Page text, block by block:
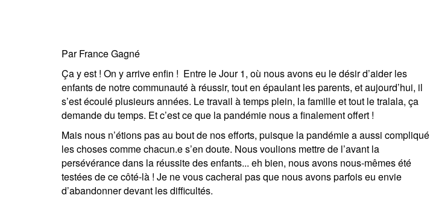
Par France Gagné
Ça y est ! On y arrive enfin ! Entre le Jour 1, où nous avons eu le désir d’aider les
enfants de notre communauté à réussir, tout en épaulant les parents, et aujourd’hui, il
s’est écoulé plusieurs années. Le travail à temps plein, la famille et tout le tralala, ça
demande du temps. Et c’est ce que la pandémie nous a finalement offert !
Mais nous n’étions pas au bout de nos efforts, puisque la pandémie a aussi compliqué
les choses comme chacun.e s’en doute. Nous voulions mettre de l’avant la
persévérance dans la réussite des enfants... eh bien, nous avons nous-mêmes été
testées de ce côté-là ! Je ne vous cacherai pas que nous avons parfois eu envie
d’abandonner devant les difficultés.